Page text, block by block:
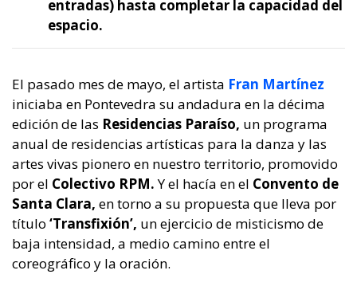
entradas) hasta completar la capacidad del
espacio.
El pasado mes de mayo, el artista Fran Martínez
iniciaba en Pontevedra su andadura en la décima
edición de las Residencias Paraíso, un programa
anual de residencias artísticas para la danza y las
artes vivas pionero en nuestro territorio, promovido
por el Colectivo RPM.Y el hacía en el Convento de
Santa Clara, en torno a su propuesta que lleva por
título ‘Transfixión’, un ejercicio de misticismo de
baja intensidad, a medio camino entre el
coreográfico y la oración.